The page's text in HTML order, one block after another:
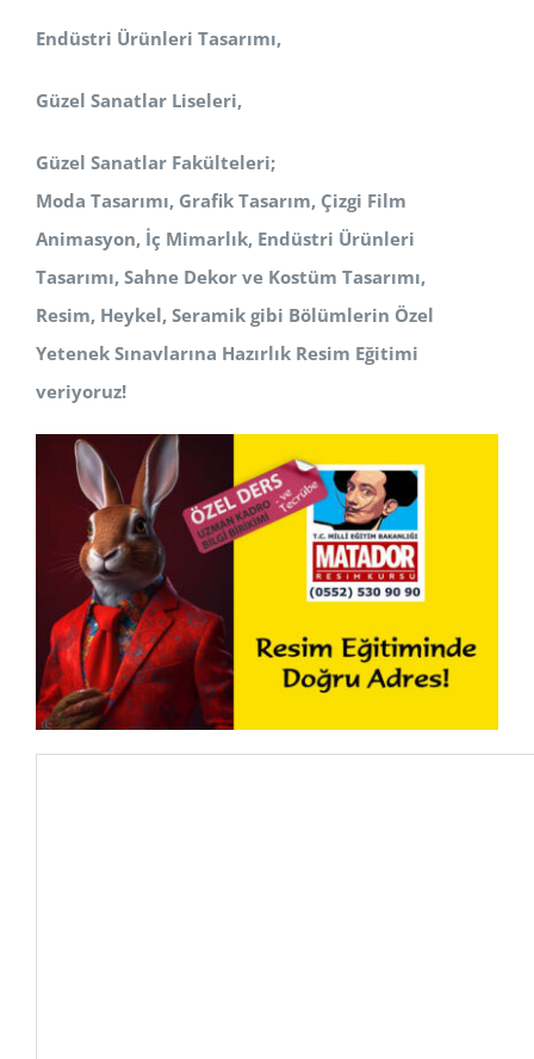
Endüstri Ürünleri Tasarımı,
Güzel Sanatlar Liseleri,
Güzel Sanatlar Fakülteleri;
Moda Tasarımı, Grafik Tasarım, Çizgi Film
Animasyon, İç Mimarlık, Endüstri Ürünleri
Tasarımı, Sahne Dekor ve Kostüm Tasarımı,
Resim, Heykel, Seramik gibi Bölümlerin Özel
Yetenek Sınavlarına Hazırlık Resim Eğitimi
veriyoruz!